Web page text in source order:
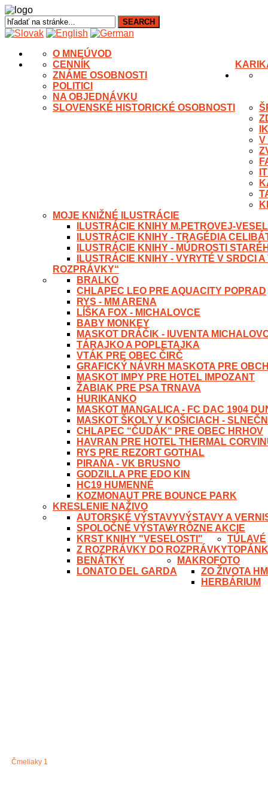
ÚVOD
O MNE
CENNÍK
ZNÁME OSOBNOSTI
POLITICI
NA OBJEDNÁVKU
SLOVENSKÉ HISTORICKÉ OSOBNOSTI
V
MOJE KNIŽNÉ ILUSTRÁCIE
ILUSTRÁCIE KNIHY M.PETROVEJ-
ILUSTRÁCIE KNIHY - TRAGÉDIA
ILUSTRÁCIE KNIHY - MÚDROSTI
ILUSTRÁCIE KNIHY - VYRYTÉ V SRDCI
ROZPRÁVKY“
BRALKO
CHLAPEC LEO PRE AQUACITY POPRAD
RYS - MM ARENA
LÍŠKA FOX - MICHALOVCE
BABY MONKEY
MASKOT DRÁČIK - IUVENTA
TÁRAJKO A POPLETAJKA
VTÁK PRE OBEC ČIRČ
GRAFICKÝ NÁVRH MASKOTA PRE
MASKOT IMPY PRE HOTEL IMPOZANT
ŽABIAK PRE PSA TRNAVA
HURIKANKO
MASKOT MANGALICA - FC DAC 1904
MASKOT ŠKOLY V KOŠICIACH -
CHLAPEC “ČUDÁK“ PRE OBEC HRHOV
HAVRAN PRE HOTEL THERMAL
RYS PRE REZORT GOTHAL
PIRAŇA - VK BRUSNO
GODZILLA PRE EDO KIN
HC19 HUMENNÉ
KOZMONAUT PRE BOUNCE PARK
KRESLENIE NAŽIVO
VÝSTAVY A
AUTORSKÉ VÝSTAVY
SPOLOČNÉ VÝSTAVY RÔZNE AKCIE
KRST KNIHY "VESELOSTI"
Z ROZPRÁVKY DO ROZPRÁVKY
TÚLAVÉ
BENÁTKY
LONATO DEL GARDA
MAKROFOTO
ZO ŽIVOTA
HERBÁRIUM
Čmeliaky 1